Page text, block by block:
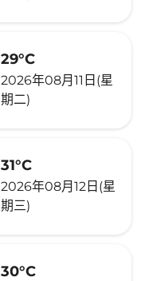
29°C
2026年08月11日(星
期二)
31°C
2026年08月12日(星
期三)
30°C